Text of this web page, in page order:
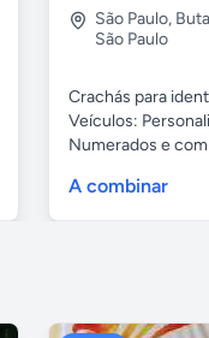
São Paulo,
São Paulo
Crachás para
Veículos:
Numerados e com
A combinar